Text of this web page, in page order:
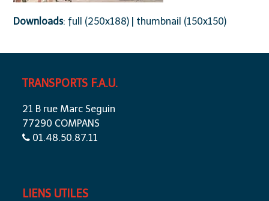
Downloads: full (250x188) thumbnail (150x150)
TRANSPORTS F.A.U.
21 B rue Marc Seguin
77290 COMPANS
01.48.50.87.11
LIENS UTILES